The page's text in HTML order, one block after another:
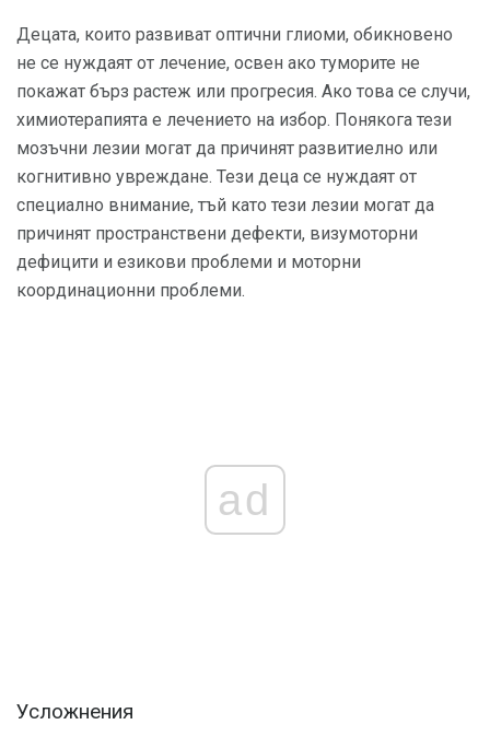
Децата, които развиват оптични глиоми, обикновено
не се нуждаят от лечение, освен ако туморите не
покажат бърз растеж или прогресия. Ако това се случи,
химиотерапията е лечението на избор. Понякога тези
мозъчни лезии могат да причинят развитиелно или
когнитивно увреждане. Тези деца се нуждаят от
специално внимание, тъй като тези лезии могат да
причинят пространствени дефекти, визумоторни
дефицити и езикови проблеми и моторни
координационни проблеми.
ad
Усложнения